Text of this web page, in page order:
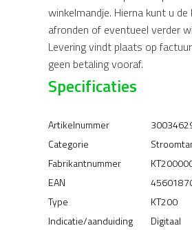
winkelmandje. Hierna kunt u
afronden of eventueel verder
Levering vindt plaats op
geen betaling vooraf.
Specificaties
Artikelnummer
Categorie
Fabrikantnummer
EAN
Type
KT200
Indicatie/aanduiding
Digitaal